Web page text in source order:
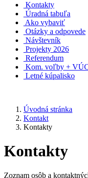
Kontakty
Úradná tabuľa
Ako vybaviť
Otázky a odpovede
Návštevník
Projekty 2026
Referendum
Kom. voľby +
Letné kúpalisko
Úvodná stránka
Kontakt
Kontakty
Kontakty
Zoznam osôb a